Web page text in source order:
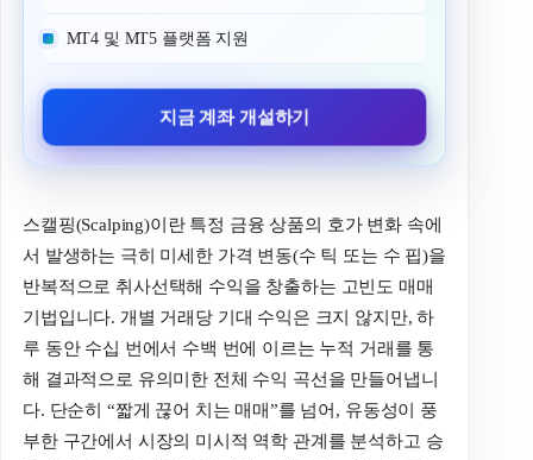
MT4 및 MT5 플랫폼 지원
지금 계좌 개설하기
스캘핑(Scalping)이란 특정 금융 상품의 호가 변화 속에
서 발생하는 극히 미세한 가격 변동(수 틱 또는 수 핍)을
반복적으로 취사선택해 수익을 창출하는 고빈도 매매
기법입니다. 개별 거래당 기대 수익은 크지 않지만, 하
루 동안 수십 번에서 수백 번에 이르는 누적 거래를 통
해 결과적으로 유의미한 전체 수익 곡선을 만들어냅니
다. 단순히 “짧게 끊어 치는 매매”를 넘어, 유동성이 풍
부한 구간에서 시장의 미시적 역학 관계를 분석하고 승